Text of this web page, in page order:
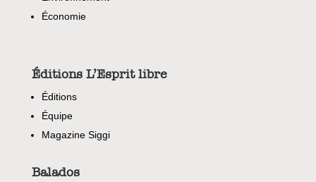
Économie
Éditions L’Esprit libre
Éditions
Équipe
Magazine Siggi
Balados